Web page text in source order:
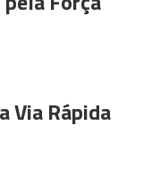
Via Rápida